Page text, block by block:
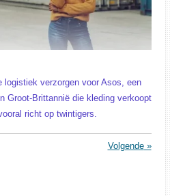
logistiek verzorgen voor Asos, een
Groot-Brittannië die kleding verkoopt
richt op twintigers.
Volgende»